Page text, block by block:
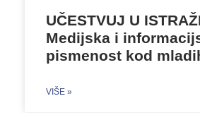
UČESTVUJ U
Medijska i
pismenost kod
VIŠE »